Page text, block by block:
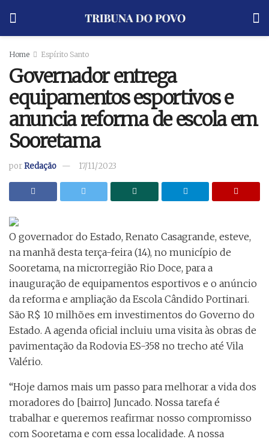
Home Espírito Santo
Governador entrega
equipamentos esportivos e
anuncia reforma de escola em
Sooretama
porRedação 17/11/2023
O governador do Estado, Renato Casagrande, esteve,
na manhã desta terça-feira (14), no município de
Sooretama, na microrregião Rio Doce, para a
inauguração de equipamentos esportivos e o anúncio
da reforma e ampliação da Escola Cândido Portinari.
São R$ 10 milhões em investimentos do Governo do
Estado. A agenda oficial incluiu uma visita às obras de
pavimentação da Rodovia ES-358 no trecho até Vila
Valério.
“Hoje damos mais um passo para melhorar a vida dos
moradores do [bairro] Juncado. Nossa tarefa é
trabalhar e queremos reafirmar nosso compromisso
com Sooretama e com essa localidade. A nossa